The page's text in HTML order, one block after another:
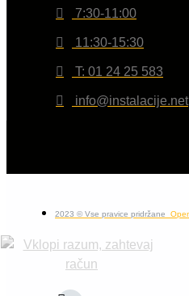
7:30-11:00
11:30-15:30
T: 01 24 25 583
info@instalacije.net
2023 © Vse pravice pridržane